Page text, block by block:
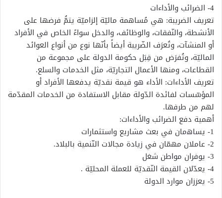
4- اﻟﻀﺮاﺋﺐ والأداءات
تعريف الضريبة: هي مُساهمة ماليّة إلزاميّة يتمُّ فرضها على
الأنشطة، والنّفقات، والوظائف، والدخل سواءً الخاص في الأفراد
أو المنشآت، وتُعرَف الضّريبة أيضاً بأنّها نوع من أنواع العوائد
الماليّة، وتُفرَض من قِبَل حكومة الدولة على مجموعة من
القطاعات، ومنها الأعمال التجاريّة، مثل الخدمات والسلع.
تعريف الأداءات: الأداء هو قيمة نقديّة يدفعها الأفراد أو
المؤسّسات لفائدة الدّولة مقابل الاستفادة من الخدمات المقدّمة
لهم من طرفها.
أﻫﻤﻴﺔ دﻓﻊ اﻟﻀﺮاﺋﺐ واﻷداءات:
1- يساﻫمان ﻓﻲ ﺑﻌﺚ ﻣﺸﺎرﻳﻊ واﺳﺘﺜﻤﺎرات
2- عاملان مهمّان في زيادة مجالات التّنمية بالبلاد.
3- يوﻓﺮان ﻣﻮاﻃﻦ ﺷﻐﻞ
4- يعدّلان القيمة النّقديّة للعملة المحليّة .
5- يعززان ﻣﻮارد اﻟﺪوﻟﺔ